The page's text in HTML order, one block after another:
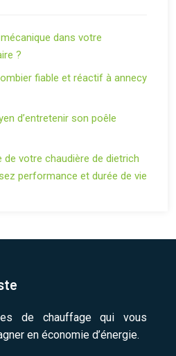
dans votre
?
fiable et réactif à annecy
d’entretenir son poêle
de votre chaudière de dietrich
performance et durée de vie
de chauffage qui vous
en économie d’énergie.